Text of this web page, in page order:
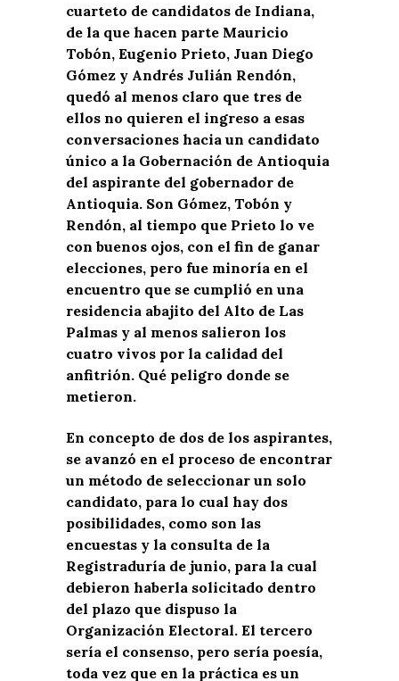
cuarteto de candidatos de Indiana,
de la que hacen parte Mauricio
Tobón, Eugenio Prieto, Juan Diego
Gómez y Andrés Julián Rendón,
quedó al menos claro que tres de
ellos no quieren el ingreso a esas
conversaciones hacia un candidato
único a la Gobernación de Antioquia
del aspirante del gobernador de
Antioquia. Son Gómez, Tobón y
Rendón, al tiempo que Prieto lo ve
con buenos ojos, con el fin de ganar
elecciones, pero fue minoría en el
encuentro que se cumplió en una
residencia abajito del Alto de Las
Palmas y al menos salieron los
cuatro vivos por la calidad del
anfitrión. Qué peligro donde se
metieron.
En concepto de dos de los aspirantes,
se avanzó en el proceso de encontrar
un método de seleccionar un solo
candidato, para lo cual hay dos
posibilidades, como son las
encuestas y la consulta de la
Registraduría de junio, para la cual
debieron haberla solicitado dentro
del plazo que dispuso la
Organización Electoral. El tercero
sería el consenso, pero sería poesía,
toda vez que en la práctica es un